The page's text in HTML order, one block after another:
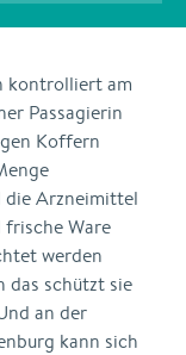
kontrolliert am
Passagierin
Koffern
die Arzneimittel
frische Ware
werden
das schützt sie
an der
kann sich